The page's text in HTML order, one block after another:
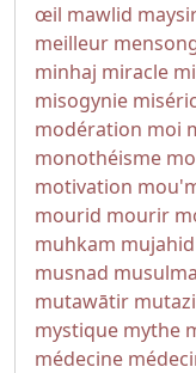
œil mawlid
meilleur
minhaj miracle
misogynie
modération moi
monothéisme
motivation
mourid mourir
muhkam mujahid
musnad
mutawātir
mystique mythe
médecine